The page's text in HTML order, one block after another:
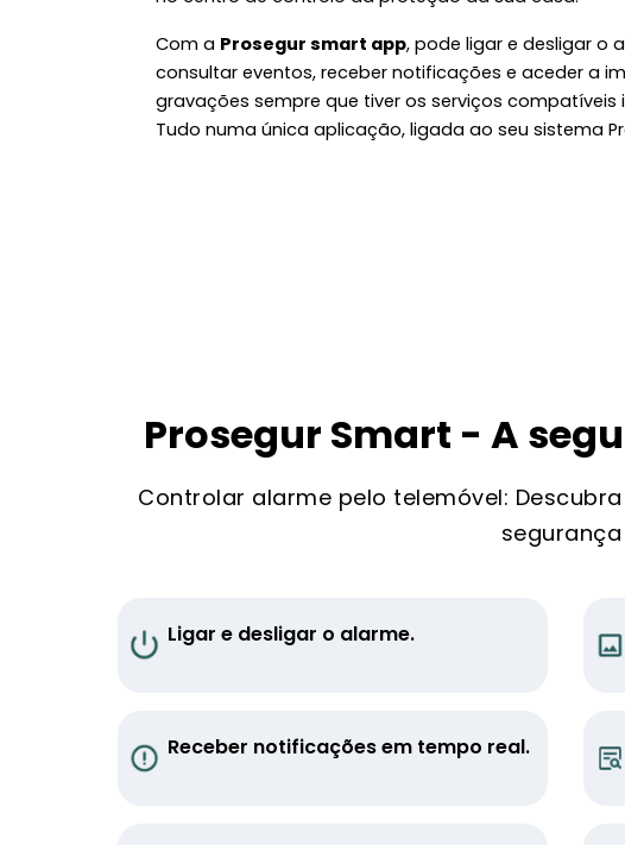
Com a Prosegur smart app, pode ligar e desligar o
consultar eventos, receber notificações e aceder a
gravações sempre que tiver os serviços compatíveis
Tudo numa única aplicação, ligada ao seu sistema
Prosegur Smart - A
Controlar alarme pelo telemóvel:
Ligar e desligar o alarme.
Receber notificações em tempo real.